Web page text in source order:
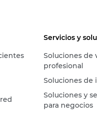
Servicios y
Soluciones de
profesional
Soluciones de
Soluciones y
para negocios